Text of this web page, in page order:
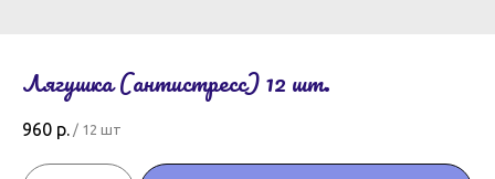
Лягушка (антистресс) 12 шт.
960 р. / 12 шт